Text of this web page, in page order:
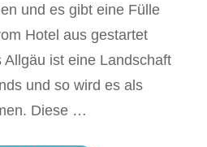
und es gibt eine Fülle
Hotel aus gestartet
ist eine Landschaft
und so wird es als
Diese …